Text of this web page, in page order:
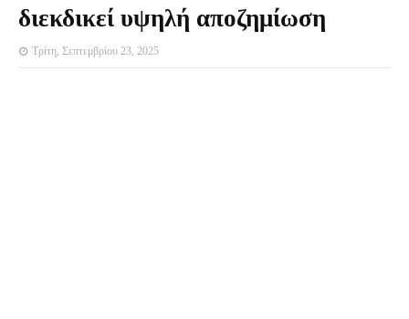
διεκδικεί υψηλή αποζημίωση
Τρίτη, Σεπτεμβρίου 23, 2025